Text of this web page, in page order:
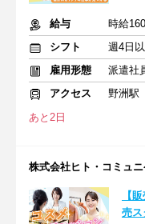
給与
時給
シフト
週4日
雇用形態
派遣社
アクセス
野洲駅
あと2日
株式会社ヒト・コミュ
【
売ス